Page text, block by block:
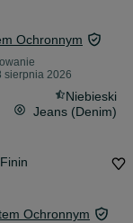
Ochronnym
sierpnia 2026
Niebieski
Jeans (Denim)
Ochronnym